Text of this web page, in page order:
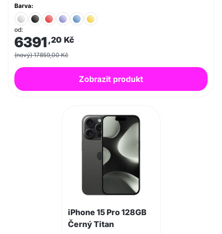
Barva:
od:
6391 ,20 Kč
(nový) 17859,00 Kč
Zobrazit produkt
iPhone 15 Pro 128GB
Černý Titan